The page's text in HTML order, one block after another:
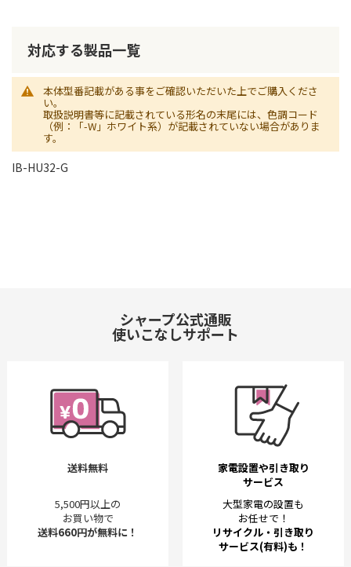
対応する製品一覧
本体型番記載がある事をご確認いただいた上でご購入くださ
い。
取扱説明書等に記載されている形名の末尾には、色調コード
（例：「-W」ホワイト系）が記載されていない場合がありま
す。
IB-HU32-G
シャープ公式通販
使いこなしサポート
送料無料
5,500円以上の
お買い物で
送料660円が無料に！
家電設置や引き取り
サービス
大型家電の設置も
お任せで！
リサイクル・引き取り
サービス(有料)も！